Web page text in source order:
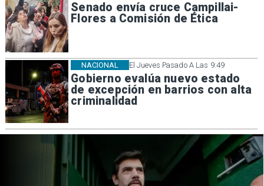
Senado envía cruce Campillai-
Flores a Comisión de Ética
El Jueves Pasado A Las 9:49
Gobierno evalúa nuevo estado
de excepción en barrios con alta
criminalidad
NACIONAL